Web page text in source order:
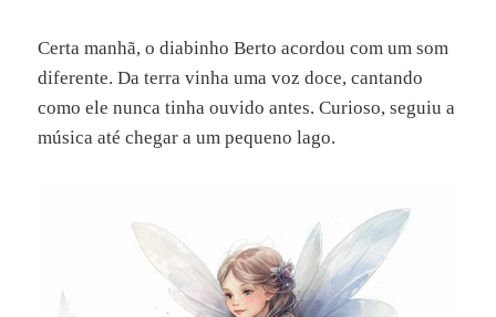
Certa manhã, o diabinho Berto acordou com um som
diferente. Da terra vinha uma voz doce, cantando
como ele nunca tinha ouvido antes. Curioso, seguiu a
música até chegar a um pequeno lago.